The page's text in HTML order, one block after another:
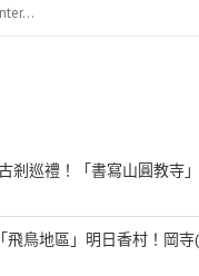
剎巡禮！「書寫山圓教寺
鳥地區」明日香村！岡寺(